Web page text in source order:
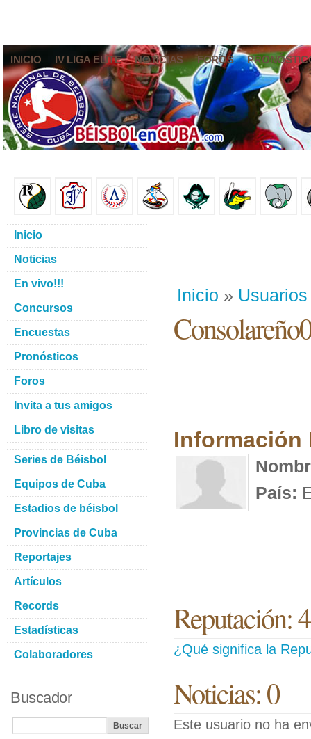
INICIO IV LIGA ELITE NOTICIAS FOROS
Inicio » Usuarios
Información
País:
Reputación:
¿Qué significa la
Noticias: 0
Este usuario no ha
Inicio
Noticias
En vivo!!!
Concursos
Encuestas
Pronósticos
Foros
Invita a tus amigos
Libro de visitas
Series de Béisbol
Equipos de Cuba
Estadios de béisbol
Provincias de Cuba
Reportajes
Artículos
Records
Estadísticas
Colaboradores
Buscador